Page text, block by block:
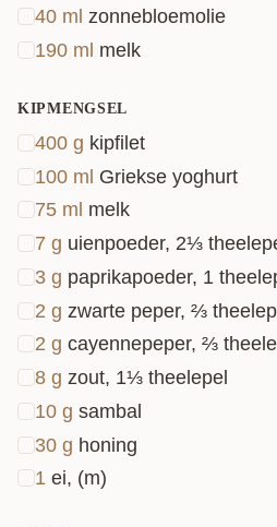
40 ml zonnebloemolie
190 ml melk
KIPMENGSEL
400 g kipfilet
100 ml Griekse yoghurt
75 ml melk
7 g uienpoeder, 2⅓
3 g paprikapoeder, 1
2 g zwarte peper, ⅔
2 g cayennepeper, ⅔
8 g zout, 1⅓ theelepel
10 g sambal
30 g honing
1 ei, (m)